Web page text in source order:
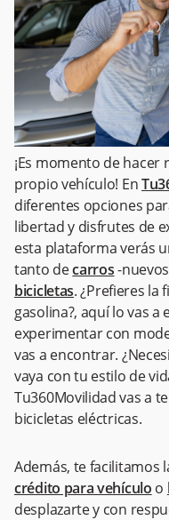
¡Es momento de
propio vehículo! En
diferentes opciones
libertad y disfrutes de
esta plataforma verás
tanto decarros-
bicicletas. ¿Prefieres la
gasolina?, aquí lo vas
experimentar con
vas a encontrar.
vaya con tu estilo de
Tu360Movilidad vas a
bicicletas eléctricas.
Además, te facilitamos
crédito para vehículo o
desplazarte y con